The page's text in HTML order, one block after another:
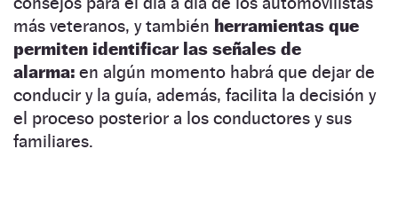
más veteranos, y también herramientas que
permiten identificar las señales de
alarma: en algún momento habrá que dejar de
conducir y la guía, además, facilita la decisión y
el proceso posterior a los conductores y sus
familiares.